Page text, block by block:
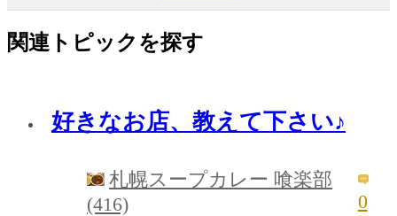
関連トピックを探す
好きなお店、教えて下さい♪
札幌スープカレー 喰楽部
(416)
0